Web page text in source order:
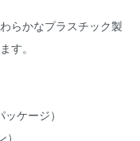
らかなプラスチック製
す。
ケージ）